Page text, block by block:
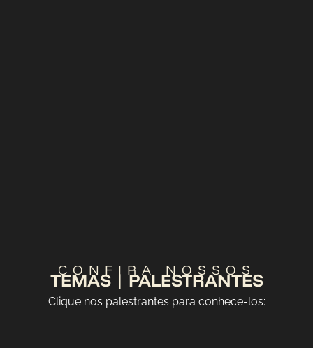
CONFIRA NOSSOS
TEMAS | PALESTRANTES
Clique nos palestrantes para conhece-los: